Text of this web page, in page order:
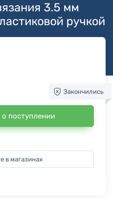
3.5 мм
ручкой
Закончились
поступлении
в магазинах